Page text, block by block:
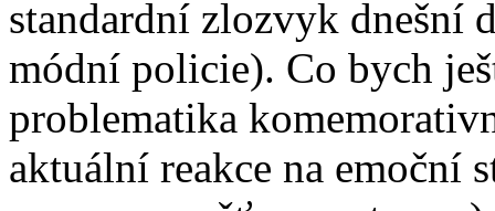
standardní zlozvyk dnešní
módní policie). Co bych
problematika
aktuální reakce na emoční